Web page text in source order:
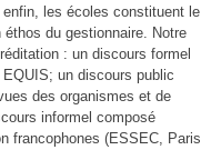
les écoles constituent le
du gestionnaire. Notre
: un discours formel
un discours public
des organismes et de
informel composé
francophones (ESSEC, Paris